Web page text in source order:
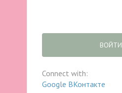
ВОЙТИ
Connect with:
Google ВКонтакте